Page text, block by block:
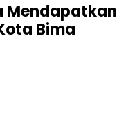
Mendapatkan
Bima